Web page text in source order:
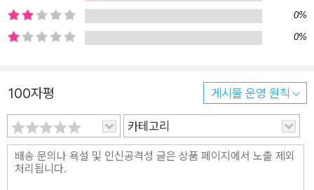
안 졸려!” 매일 밤 잠자기 싫어하는 아이들을 스스로 잠들게 도와
주는 유쾌한 잠자리 그림책! 밤마다 아이들은 내려앉는 눈꺼풀을
간신히 뜨고 버티면서 하나도 안 졸리다고 고집부립니다. 잠자기
아이는 모든 양육자의 고민일 것입니다. 이 책에 나오는 나비도
할 정도로 잠이 쏟아지지만, 자지 않고 버티면서 엉뚱한 질문들을
쏟아 내기도 하고, 밤새 하고 싶은 일들을 잔뜩 나열하기도 합니
다. 그런 나비에게 너그러운 호저는 밤의 고요함에 대해 차분히
0%
0%
100자평 게시물 운영 원칙
카테고리